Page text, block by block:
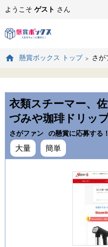
ようこそ ゲスト さん
懸賞ボックス トップ さが
衣類スチーマー、
づみや珈琲ドリッ
さがファン の懸賞に応募する！
大量 簡単